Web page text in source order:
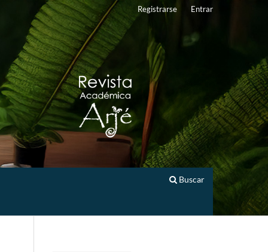
Buscar
Registrarse Entrar